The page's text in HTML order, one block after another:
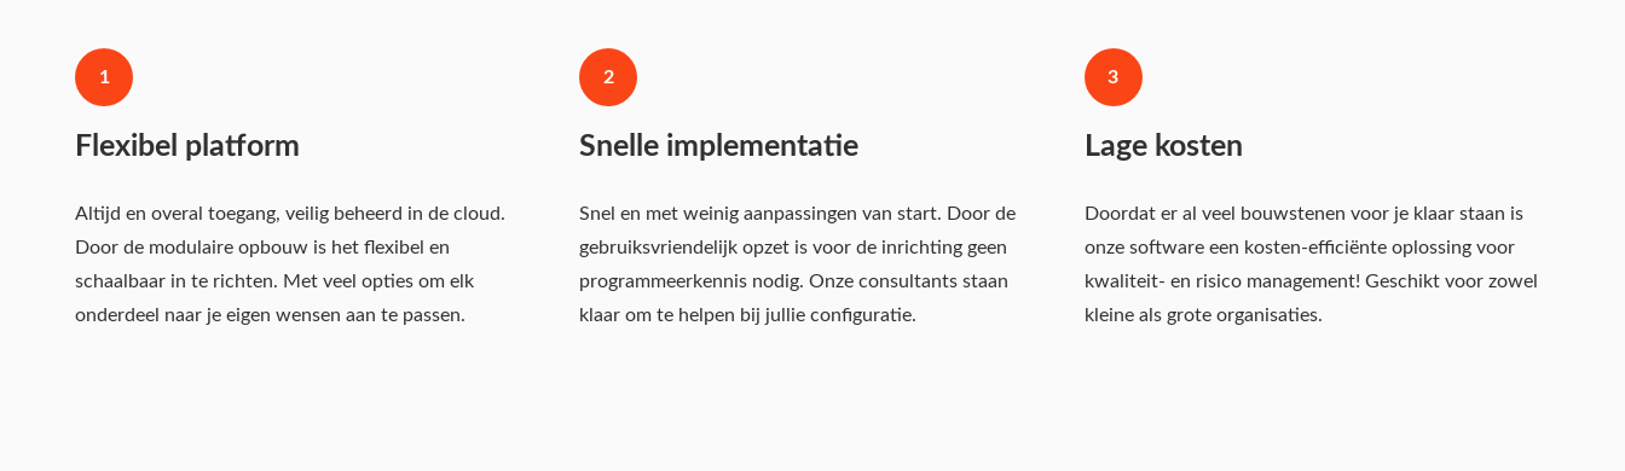
1
Flexibel platform
Altijd en overal toegang, veilig beheerd in de cloud.
Door de modulaire opbouw is het flexibel en
schaalbaar in te richten. Met veel opties om elk
onderdeel naar je eigen wensen aan te passen.
2
Snelle implementatie
Snel en met weinig aanpassingen van start. Door de
gebruiksvriendelijk opzet is voor de inrichting geen
programmeerkennis nodig. Onze consultants staan
klaar om te helpen bij jullie configuratie.
3
Lage kosten
Doordat er al veel bouwstenen voor je klaar staan is
onze software een kosten-efficiënte oplossing voor
kwaliteit- en risico management! Geschikt voor zowel
kleine als grote organisaties.